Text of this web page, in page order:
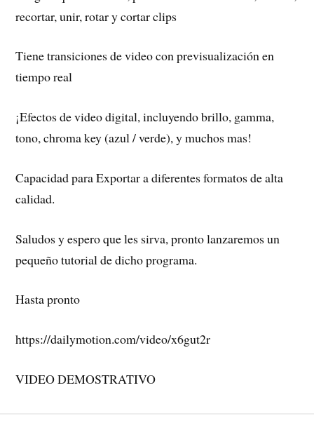
recortar, unir, rotar y cortar clips
Tiene transiciones de video con previsualización en
tiempo real
¡Efectos de video digital, incluyendo brillo, gamma,
tono, chroma key (azul / verde), y muchos mas!
Capacidad para Exportar a diferentes formatos de alta
calidad.
Saludos y espero que les sirva, pronto lanzaremos un
pequeño tutorial de dicho programa.
Hasta pronto
https://dailymotion.com/video/x6gut2r
VIDEO DEMOSTRATIVO